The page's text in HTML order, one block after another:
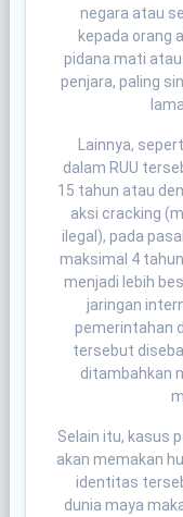
negara atau
kepada orang
pidana mati
penjara, paling
Lainnya,
dalam RUU
15 tahun atau
aksi cracking
ilegal), pada
maksimal 4
menjadi lebih
jaringan
pemerintahan
tersebut
ditambahkan
Selain itu, kasus
akan memakan
identitas
dunia maya